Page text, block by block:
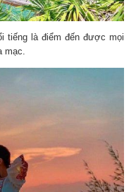
tiếng là điểm đến được mọi
mạc.